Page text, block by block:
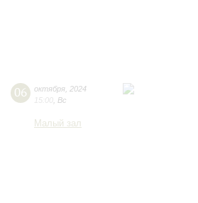
06 октября 2024
15:00 Вс
Малый зал